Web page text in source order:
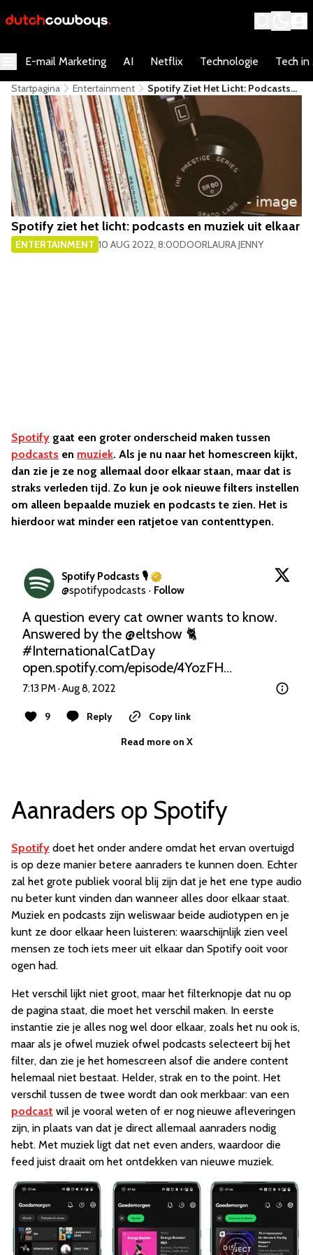
E-mail Marketing AI Netflix Technologie Tech in
Startpagina Entertainment
Spotify Ziet Het Licht: Podcasts
En Muziek Uit Elkaar
Spotify ziet het licht: podcasts en muziek uit elkaar
ENTERTAINMENT 10 AUG 2022, 8:00DOORLAURA JENNY
Spotify gaat een groter onderscheid maken tussen
podcasts en muziek. Als je nu naar het homescreen kijkt,
dan zie je ze nog allemaal door elkaar staan, maar dat is
straks verleden tijd. Zo kun je ook nieuwe filters instellen
om alleen bepaalde muziek en podcasts te zien. Het is
hierdoor wat minder een ratjetoe van contenttypen.
Spotify Podcasts 🎙
@spotifypodcasts · Follow
A question every cat owner wants to know.
Answered by the @eltshow
#InternationalCatDay
open.spotify.com/episode/4YozFH…
7:13 PM · Aug 8, 2022
9 Reply
Copy link
Read more on X
Aanraders op Spotify
Spotify doet het onder andere omdat het ervan overtuigd
is op deze manier betere aanraders te kunnen doen. Echter
zal het grote publiek vooral blij zijn dat je het ene type audio
nu beter kunt vinden dan wanneer alles door elkaar staat.
Muziek en podcasts zijn weliswaar beide audiotypen en je
kunt ze door elkaar heen luisteren: waarschijnlijk zien veel
mensen ze toch iets meer uit elkaar dan Spotify ooit voor
ogen had.
Het verschil lijkt niet groot, maar het filterknopje dat nu op
de pagina staat, die moet het verschil maken. In eerste
instantie zie je alles nog wel door elkaar, zoals het nu ook is,
maar als je ofwel muziek ofwel podcasts selecteert bij het
filter, dan zie je het homescreen alsof die andere content
helemaal niet bestaat. Helder, strak en to the point. Het
verschil tussen de twee wordt dan ook merkbaar: van een
podcast wil je vooral weten of er nog nieuwe afleveringen
zijn, in plaats van dat je direct allemaal aanraders nodig
hebt. Met muziek ligt dat net even anders, waardoor die
feed juist draait om het ontdekken van nieuwe muziek.